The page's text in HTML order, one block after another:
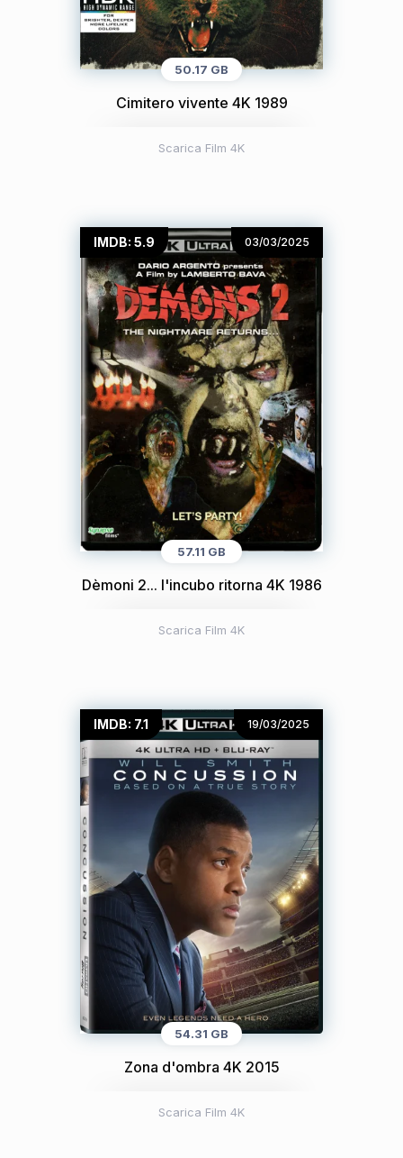
50.17 GB
Cimitero vivente 4K 1989
Scarica Film 4K
IMDB: 5.9 03/03/2025
57.11 GB
Dèmoni 2... l'incubo ritorna 4K 1986
Scarica Film 4K
IMDB: 7.1 19/03/2025
54.31 GB
Zona d'ombra 4K 2015
Scarica Film 4K